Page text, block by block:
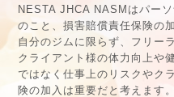
NESTA JHCA NASMはパー
のこと、損害賠償責任保険の
自分のジムに限らず、フリー
クライアント様の体力向上や
ではなく仕事上のリスクやク
険の加入は重要だと考えます。